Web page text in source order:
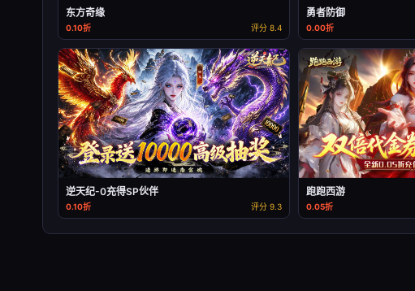
东方奇缘
0.10折 评分 8.4
勇者防御
0.00折
逆天纪-0充得SP伙伴
0.10折 评分 9.3
跑跑西游
0.05折